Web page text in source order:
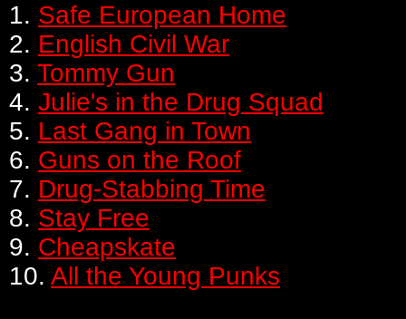
1. Safe European Home
2. English Civil War
3. Tommy Gun
4. Julie's in the Drug Squad
5. Last Gang in Town
6. Guns on the Roof
7. Drug-Stabbing Time
8. Stay Free
9. Cheapskate
10. All the Young Punks